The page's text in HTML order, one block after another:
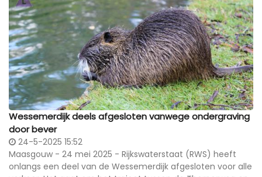
Wessemerdijk deels afgesloten vanwege ondergraving
door bever
24-5-2025 15:52
Maasgouw - 24 mei 2025 - Rijkswaterstaat (RWS) heeft
onlangs een deel van de Wessemerdijk afgesloten voor alle